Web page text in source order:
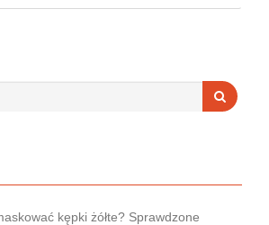
procesem długim i frustrującym, bo
kępki żółte? Sprawdzone